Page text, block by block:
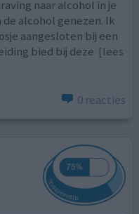
naar alcohol in je
alcohol genezen. Ik
aangesloten bij een
bied bij deze [lees
0 reacties